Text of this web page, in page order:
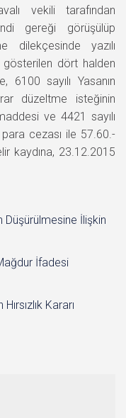
vekili tarafından
gereği görüşülüp
dilekçesinde yazılı
gösterilen dört halden
6100 sayılı Yasanın
düzeltme isteğinin
ve 4421 sayılı
cezası ile 57.60.-
kaydına, 23.12.2015
Düşürülmesine İlişkin
İfadesi
Kararı